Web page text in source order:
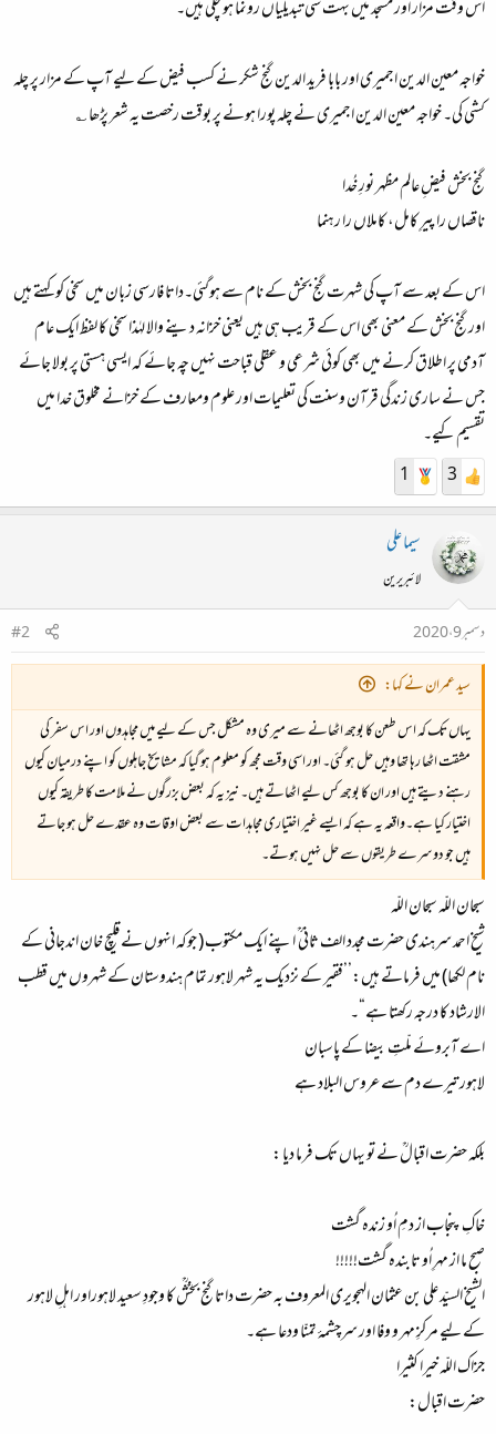
اس وقت مزار اور مسجد میں بہت سی تبدیلیاں رونما ہو چکی ہیں۔
خواجہ معین الدین اجمیری اور بابا فرید الدین گنج شکر نے کسب فیض کے لیے آپ کے مزار پر چلہ
کشی کی۔ خواجہ معین الدین اجمیری نے چلہ پورا ہونے پر بوقت رخصت یہ شعر پڑھا ؎
گنج بخش فیضِ عالم مظہر نورِ خُدا
ناقصاں را پیرِ کامل، کاملاں را رہنما
اس کے بعد سے آپ کی شہرت گنج بخش کے نام سے ہوگئی۔داتا فارسی زبان میں سخی کو کہتے ہیں
اور گنج بخش کے معنی بھی اس کے قریب ہی ہیں یعنی خزانہ دینے والا لہٰذا سخی کا لفظ ایک عام
آدمی پر اطلاق کرنے میں بھی کوئی شرعی و عقلی قباحت نہیں چہ جائے کہ ایسی ہستی پر بولا جائے
جس نے ساری زندگی قرآن وسنت کی تعلیمات اور علوم ومعارف کے خزانے مخلوق خدا میں
تقسیم کیے۔
3
1
سیما علی
لائبریرین
دسمبر 9، 2020
#2
سید عمران نے کہا:
یہاں تک کہ اس طعن کا بوجھ اٹھانے سے میری وہ مشکل جس کے لیے میں مجاہدوں اور اس سفر کی
مشقت اٹھا رہا تھا وہیں حل ہو گئی۔ اور اسی وقت مجھ کو معلوم ہو گیا کہ مشایخ جاہلوں کو اپنے درمیان کیوں
رہنے دیتے ہیں اور ان کا بوجھ کس لیے اٹھاتے ہیں۔ نیز یہ کہ بعض بزرگوں نے ملامت کا طریقہ کیوں
اختیار کیا ہے۔واقعہ یہ ہے کہ ایسے غیر اختیاری مجاہدات سے بعض اوقات وہ عقدے حل ہو جاتے
ہیں جو دوسرے طریقوں سے حل نہیں ہوتے۔
سبحان اللّہ سبحان اللّہ
شیخ احمد سرہندی حضرت مجدد الف ثانی ؒ اپنے ایک مکتوب ( جوکہ انہوں نے قلیچ خان اندجانی کے
نام لکھا) میں فرماتے ہیں:’’فقیر کے نزدیک یہ شہر لاہور تمام ہندوستان کے شہروں میں قطب
الارشاد کا درجہ رکھتا ہے“۔
اے آبروئے ملّتِ بیضا کے پاسبان
لاہور تیرے دم سے عروس البلاد ہے
بلکہ حضرت اقبالؒ نے تو یہاں تک فرما دیا :
خاکِ پنجاب از دمِ اُو زندہ گشت
صبح ما از مہرِ اُو تابندہ گشت!!!!!
الشیخ السیّد علی بن عثمان الہجویری المعروف بہ حضرت داتا گنج بخشؒؒ کا وجودِ سعید لاہوراور اہلِ لاہور
کے لیے مرکزِ مہر و وفا اور سرچشمۂ تمنّا ودعا ہے۔
جزاک اللّہ خیرا کثیرا
حضرت اقبال: